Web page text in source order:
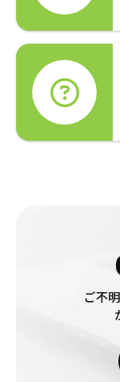
旅行券
年賀状
旅行券
年賀状
その他
ご不